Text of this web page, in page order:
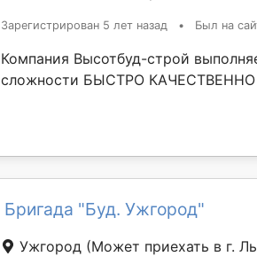
Зарегистрирован 5 лет назад • Был на
Компания Высотбуд-строй
сложности БЫСТРО КАЧЕСТВЕННО
Бригада "Буд. Ужгород"
Ужгород (Может приехать в г.